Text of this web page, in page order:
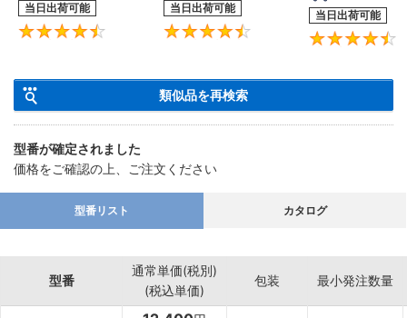
当日出荷可能
4.4
当日出荷可能
4.5
当日出荷可能
類似品を再検索
型番が確定されました
価格をご確認の上、ご注文ください
型番リスト カタログ
型番
通常単価(税別)
(税込単価)
包装 最小発注数量